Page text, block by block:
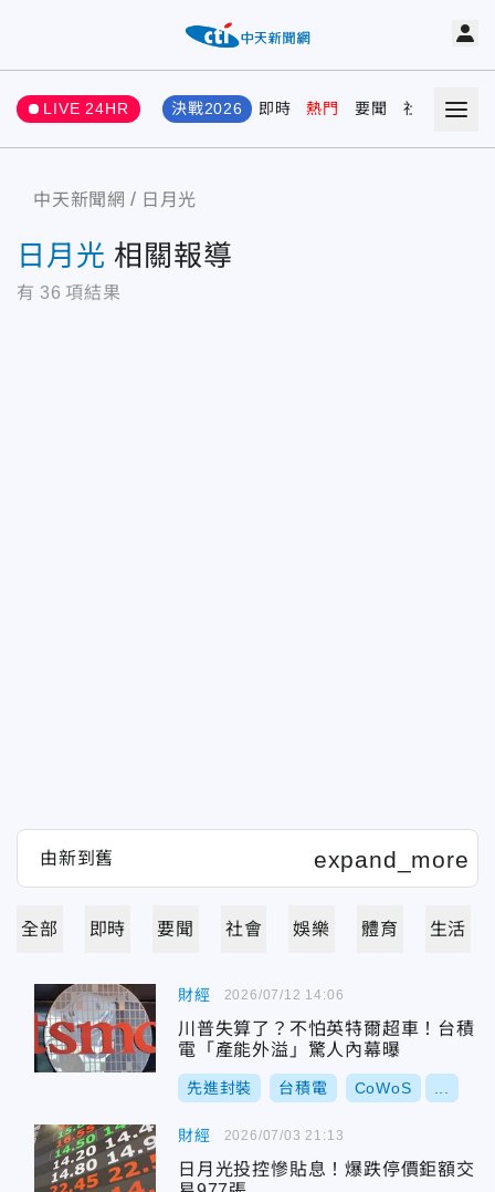
LIVE 24HR 決戰2026 即時 熱門 要聞 社會 娛樂
中天新聞網 日月光
日月光 相關報導
有 36 項結果
全部 即時 要聞 社會 娛樂 體育 生活
財經
川普失算了？不怕英特爾超車！台積
電「產能外溢」驚人內幕曝
先進封裝 台積電 CoWoS
2026/07/12 14:06
財經
日月光投控慘貼息！爆跌停價鉅額交
2026/07/03 21:13